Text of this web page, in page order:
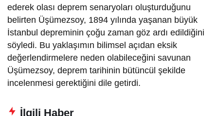
ederek olası deprem senaryoları oluşturduğunu
belirten Üşümezsoy, 1894 yılında yaşanan büyük
İstanbul depreminin çoğu zaman göz ardı edildiğini
söyledi. Bu yaklaşımın bilimsel açıdan eksik
değerlendirmelere neden olabileceğini savunan
Üşümezsoy, deprem tarihinin bütüncül şekilde
incelenmesi gerektiğini dile getirdi.
İlgili Haber